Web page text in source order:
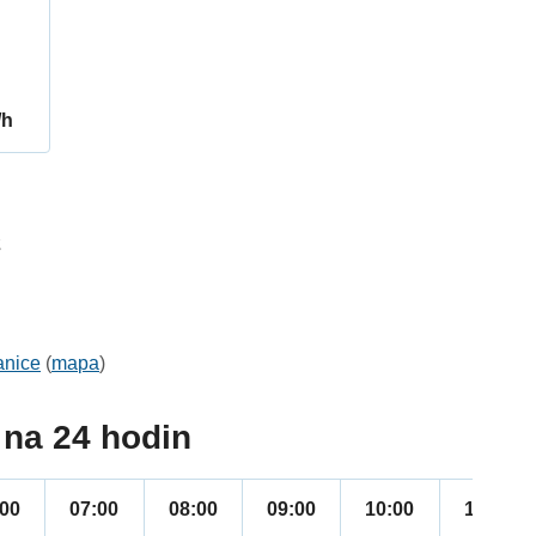
(mapa)
24 hodin
07:00 08:00 09:00 10:00 11:00